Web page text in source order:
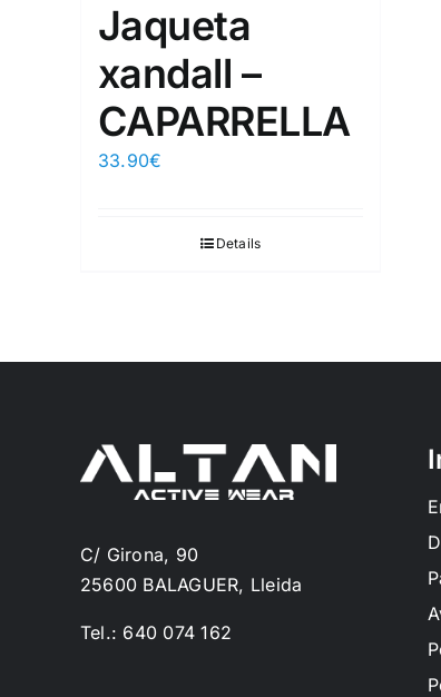
Jaqueta
xandall –
CAPARRELLA
33.90€
Details
C/ Girona, 90
25600 BALAGUER, Lleida
Tel.: 640 074 162